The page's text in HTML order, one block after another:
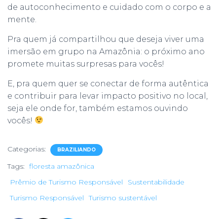
de autoconhecimento e cuidado com o corpo e a
mente.
Pra quem já compartilhou que deseja viver uma
imersão em grupo na Amazônia: o próximo ano
promete muitas surpresas para vocês!
E, pra quem quer se conectar de forma autêntica
e contribuir para levar impacto positivo no local,
seja ele onde for, também estamos ouvindo
vocês!
Categorias: BRAZILIANDO
Tags: floresta amazônica
Prêmio de Turismo Responsável
Sustentabilidade
Turismo Responsável
Turismo sustentável